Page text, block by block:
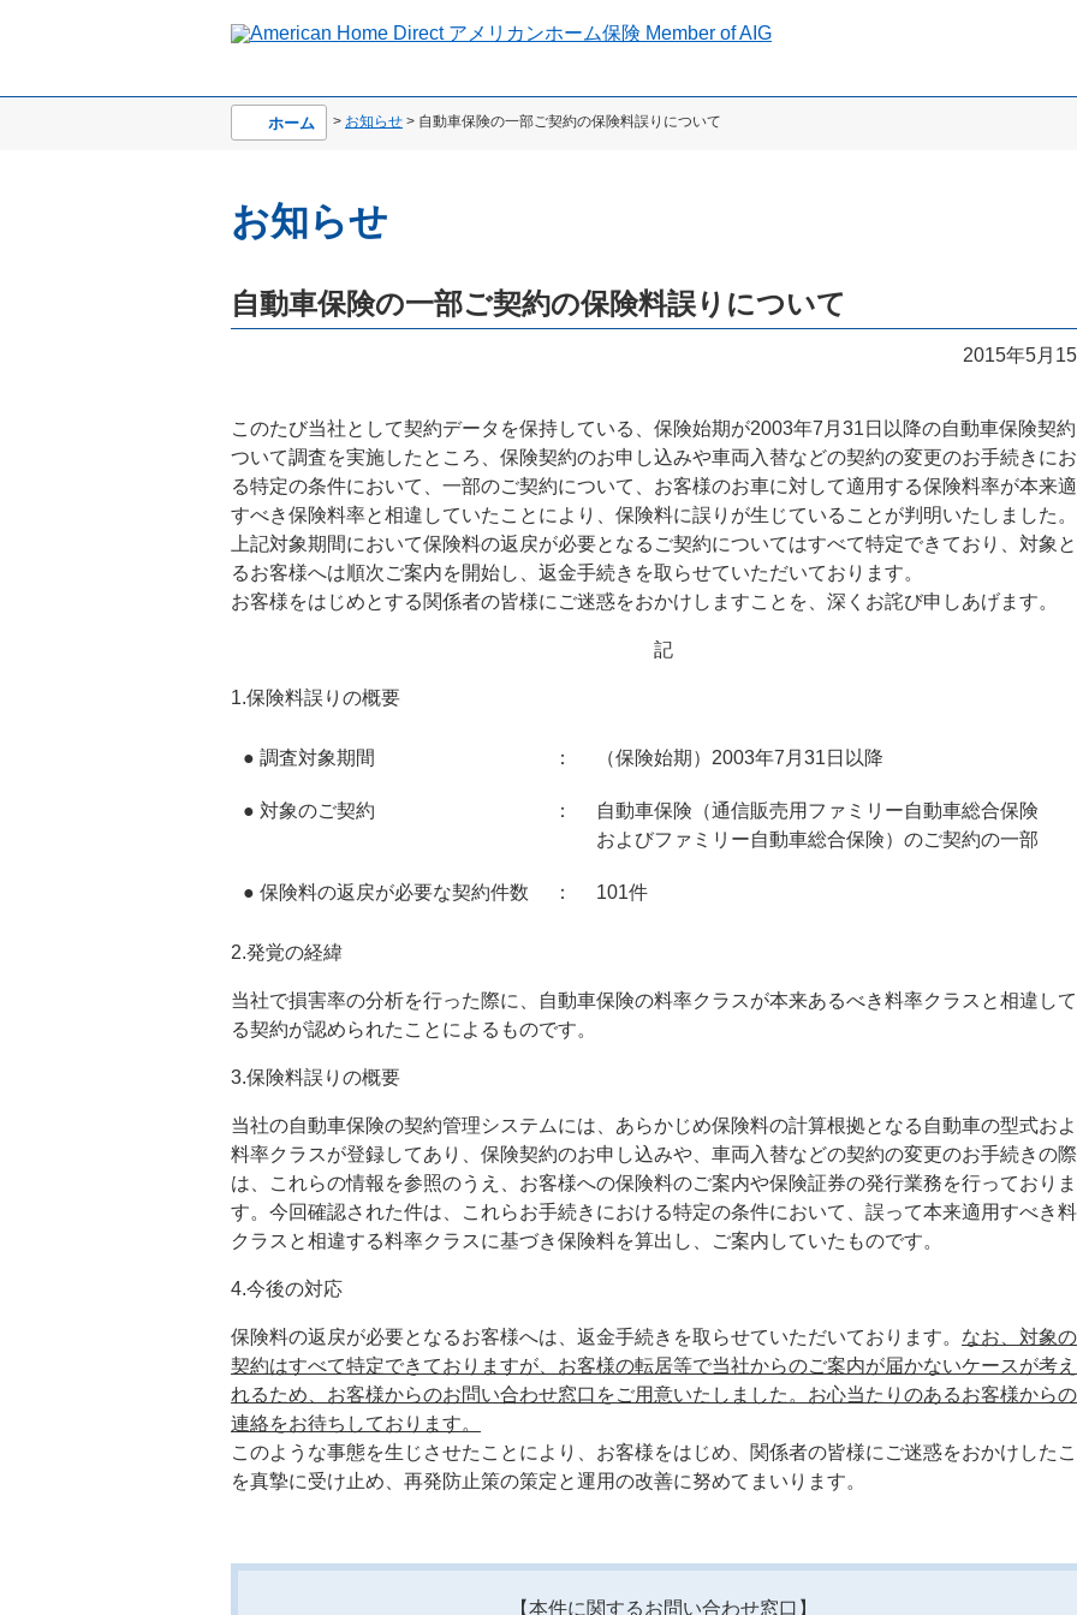
ホーム > お知らせ > 自動車保険の一部ご契約の保険料誤りについて
お知らせ
自動車保険の一部ご契約の保険料誤りについて
2015年5月
このたび当社として契約データを保持している、保険始期が2003年7月31日以降の自動車保険契
ついて調査を実施したところ、保険契約のお申し込みや車両入替などの契約の変更のお手続きに
る特定の条件において、一部のご契約について、お客様のお車に対して適用する保険料率が本来
すべき保険料率と相違していたことにより、保険料に誤りが生じていることが判明いたしました。
上記対象期間において保険料の返戻が必要となるご契約についてはすべて特定できており、対象
るお客様へは順次ご案内を開始し、返金手続きを取らせていただいております。
お客様をはじめとする関係者の皆様にご迷惑をおかけしますことを、深くお詫び申しあげます。
記
1.保険料誤りの概要
● 調査対象期間 （保険始期）2003年7月31日以降
● 対象のご契約
自動車保険（通信販売用ファミリー自動車総合保険
およびファミリー自動車総合保険）のご契約の一部
● 保険料の返戻が必要な契約件数 101件
2.発覚の経緯
当社で損害率の分析を行った際に、自動車保険の料率クラスが本来あるべき料率クラスと相違し
る契約が認められたことによるものです。
3.保険料誤りの概要
当社の自動車保険の契約管理システムには、あらかじめ保険料の計算根拠となる自動車の型式お
料率クラスが登録してあり、保険契約のお申し込みや、車両入替などの契約の変更のお手続きの
は、これらの情報を参照のうえ、お客様への保険料のご案内や保険証券の発行業務を行っておりま
す。今回確認された件は、これらお手続きにおける特定の条件において、誤って本来適用すべき
クラスと相違する料率クラスに基づき保険料を算出し、ご案内していたものです。
4.今後の対応
保険料の返戻が必要となるお客様へは、返金手続きを取らせていただいております。 なお、対象
契約はすべて特定できておりますが、お客様の転居等で当社からのご案内が届かないケースが考
れるため、お客様からのお問い合わせ窓口をご用意いたしました。お心当たりのあるお客様から
連絡をお待ちしております。
このような事態を生じさせたことにより、お客様をはじめ、関係者の皆様にご迷惑をおかけした
を真摯に受け止め、再発防止策の策定と運用の改善に努めてまいります。
【本件に関するお問い合わせ窓口】